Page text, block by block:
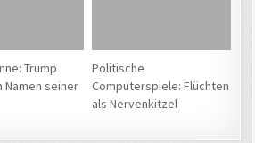
Trump
seiner
Politische
Computerspiele: Flüchten
als Nervenkitzel